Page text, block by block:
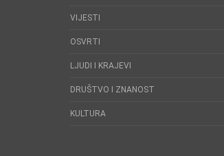
VIJESTI
OSVRTI
LJUDI I KRAJEVI
DRUŠTVO I ZNANOST
KULTURA